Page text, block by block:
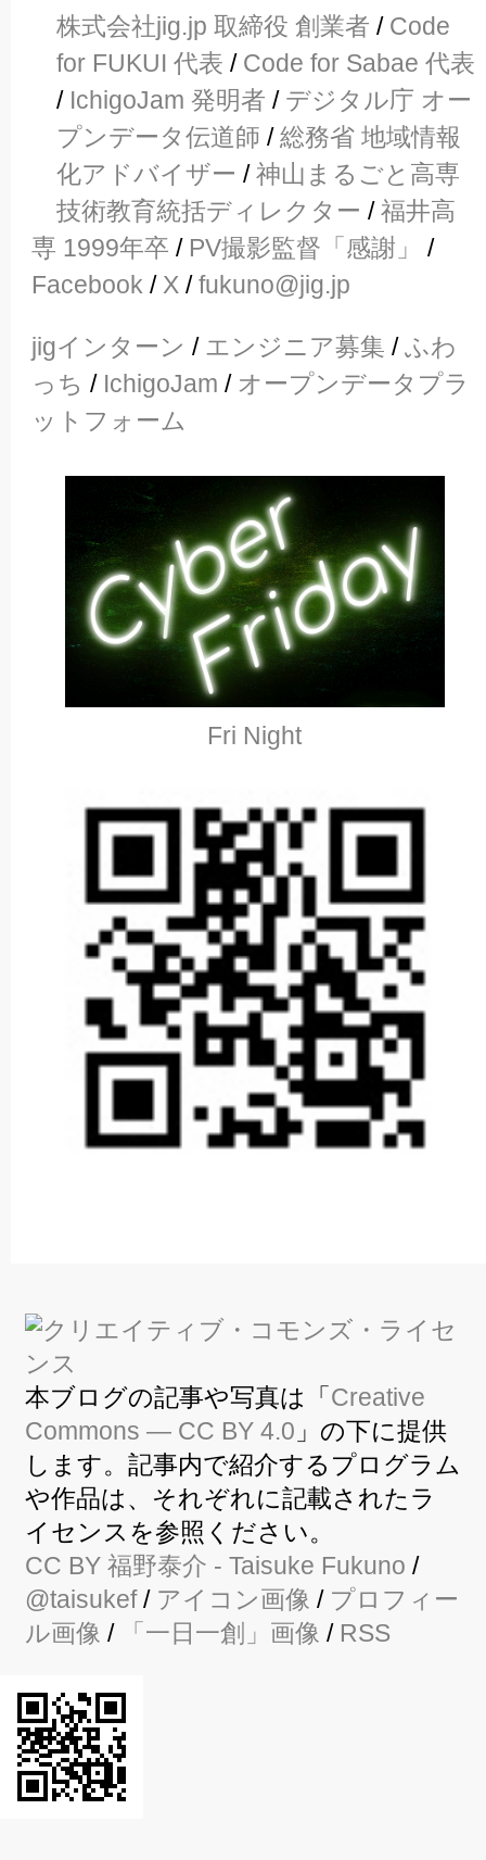
株式会社jig.jp 取締役 創業者 / Code
for FUKUI 代表 / Code for Sabae 代表
/ IchigoJam 発明者 / デジタル庁 オー
プンデータ伝道師 /総務省 地域情報
化アドバイザー /神山まるごと高専
技術教育統括ディレクター /福井高
専 1999年卒 / PV撮影監督「感謝」
/
Facebook / X /fukuno@jig.jp
jigインターン / エンジニア募集 /ふわ
っち / IchigoJam / オープンデータプラ
ットフォーム
Fri Night
本ブログの記事や写真は「Creative
Commons — CC BY 4.0 」の下に提供
します。記事内で紹介するプログラム
や作品は、それぞれに記載されたラ
イセンスを参照ください。
CC BY 福野泰介 - Taisuke Fukuno /
@taisukef/ アイコン画像 / プロフィー
ル画像 / 「一日一創」画像 / RSS